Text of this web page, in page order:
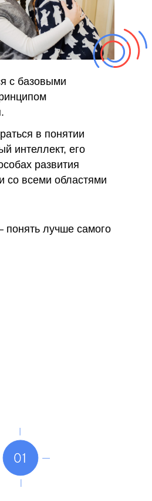
с базовыми
в понятии
интеллект, его
развития
со всеми областями
понять лучше самого